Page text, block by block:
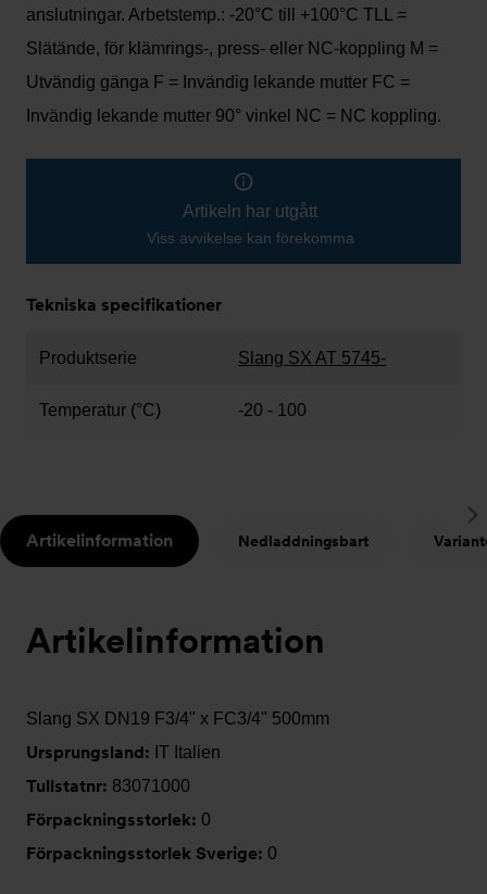
anslutningar. Arbetstemp.: -20°C till +100°C TLL =
Slätände, för klämrings-, press- eller NC-koppling M =
Utvändig gänga F = Invändig lekande mutter FC =
Invändig lekande mutter 90° vinkel NC = NC koppling.
Artikeln har utgått
Viss avvikelse kan förekomma
Tekniska specifikationer
Produktserie Slang SX AT 5745-
Temperatur (°C) -20 - 100
Artikelinformation Nedladdningsbart
Artikelinformation
Slang SX DN19 F3/4" x FC3/4" 500mm
Ursprungsland: IT Italien
Tullstatnr: 83071000
Förpackningsstorlek: 0
Förpackningsstorlek Sverige: 0